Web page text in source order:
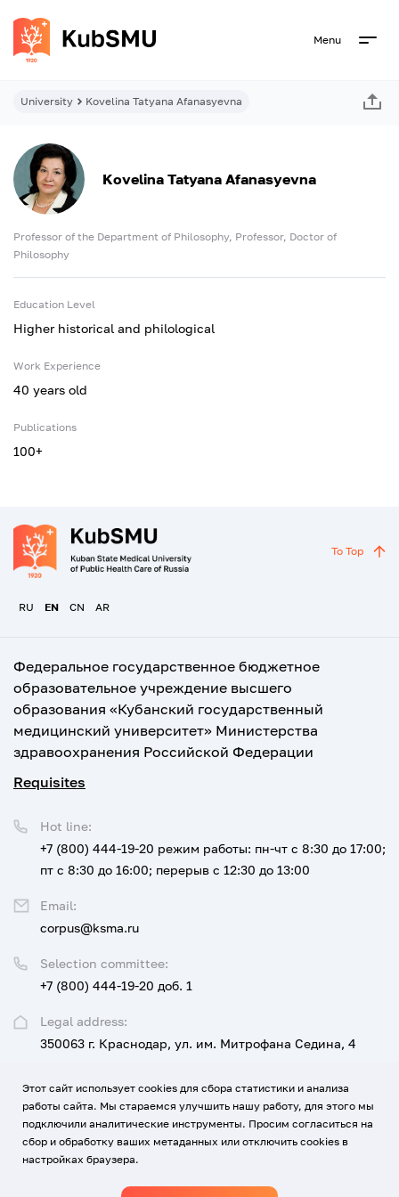
Menu
University Kovelina Tatyana Afanasyevna
Kovelina Tatyana Afanasyevna
Professor of the Department of Philosophy, Professor, Doctor of
Philosophy
Education Level
Higher historical and philological
Work Experience
40 years old
Publications
100+
RU EN CN AR
To Top
Федеральное государственное бюджетное
образовательное учреждение высшего
образования «Кубанский государственный
медицинский университет» Министерства
здравоохранения Российской Федерации
Requisites
Legal address:
350063 г. Краснодар, ул. им. Митрофана Седина, 4
Selection committee:
+7 (800) 444-19-20 доб. 1
Hot line:
+7 (800) 444-19-20 режим работы: пн-чт с 8:30 до 17:00;
пт с 8:30 до 16:00; перерыв с 12:30 до 13:00
Email:
corpus@ksma.ru
UNIVERSITY FOR APPLICANTS AND STUDENTS
EDUCATION, SCIENCE, DEVELOPMENT AND INNOVATION
Этот сайт использует cookies для сбора статистики и анализа
работы сайта. Мы стараемся улучшить нашу работу, для этого мы
подключили аналитические инструменты. Просим согласиться на
сбор и обработку ваших метаданных или отключить cookies в
настройках браузера.